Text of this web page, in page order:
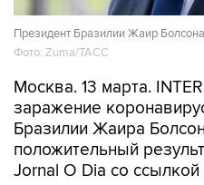
Президент Бразилии Жаир
Фото: Zuma/ТАСС
Москва. 13 марта.
заражение
Бразилии Жаира
положительный
Jornal O Dia со ссылкой